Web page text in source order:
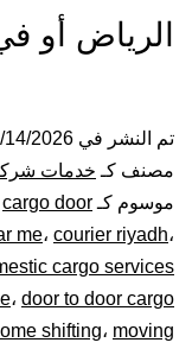
الرياض أو
تم النشر في 14/2026
مصنف كـ خدمات شركة
موسوم كـ cargo door
me، courier riyadh،
cargo services
، door to door cargo
shifting، moving